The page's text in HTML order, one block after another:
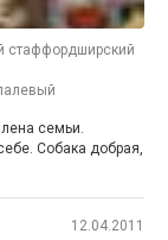
стаффордширский
семьи.
Собака добрая,
12.04.2011